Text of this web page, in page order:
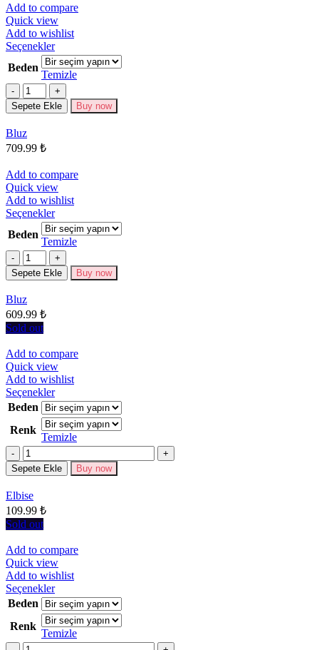
Add to compare
Quick view
Add to wishlist
SeçeneklerBu
ürünün
birden
fazla
varyasyonu
var.
Beden
Temizle
Miktar
Sepete Ekle Buy now
Bluz
709.99 ₺
Add to compare
Quick view
Add to wishlist
SeçeneklerBu
ürünün
birden
fazla
varyasyonu
var.
Beden
Temizle
Miktar
Sepete Ekle Buy now
Bluz
609.99 ₺
Sold out
Add to compare
Quick view
Add to wishlist
SeçeneklerBu
ürünün
birden
fazla
varyasyonu
Seçenekler
Beden
Renk
Temizle
Miktar
Sepete Ekle Buy now
Elbise
109.99 ₺
Sold out
Add to compare
Quick view
Add to wishlist
SeçeneklerBu
ürünün
birden
fazla
varyasyonu
Beden
Renk
Temizle
Miktar